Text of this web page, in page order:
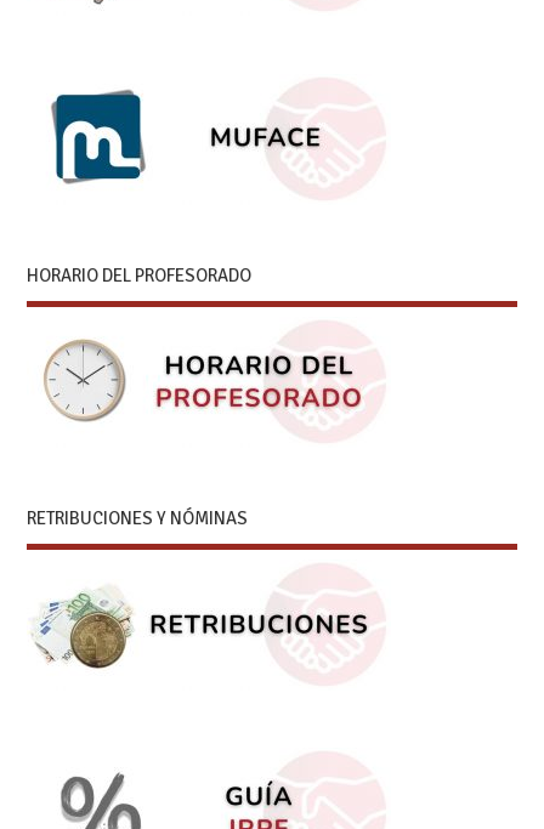
HORARIO DEL PROFESORADO
RETRIBUCIONES Y NÓMINAS